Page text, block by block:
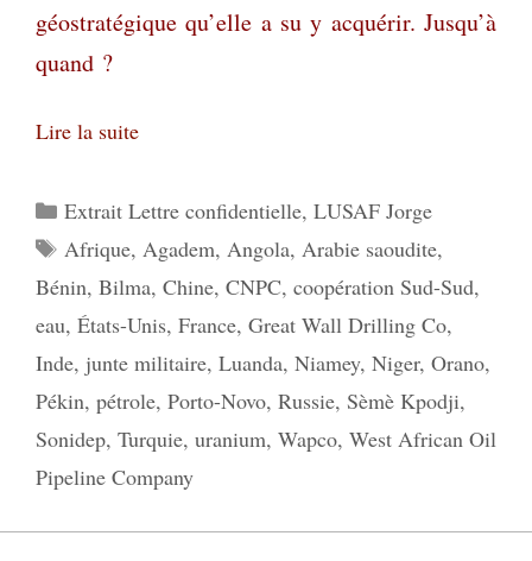
géostratégique qu’elle a su y acquérir. Jusqu’à
quand ?
Lire la suite
Catégories
Extrait Lettre confidentielle, LUSAF Jorge
Étiquettes
Afrique, Agadem, Angola, Arabie saoudite,
Bénin, Bilma, Chine, CNPC, coopération Sud-Sud,
eau, États-Unis, France, Great Wall Drilling Co,
Inde, junte militaire, Luanda, Niamey, Niger, Orano,
Pékin, pétrole, Porto-Novo, Russie, Sèmè Kpodji,
Sonidep, Turquie, uranium, Wapco, West African Oil
Pipeline Company